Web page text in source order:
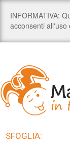
SFOGLIA: